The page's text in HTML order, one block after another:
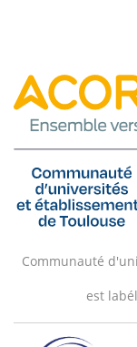
Communauté
est